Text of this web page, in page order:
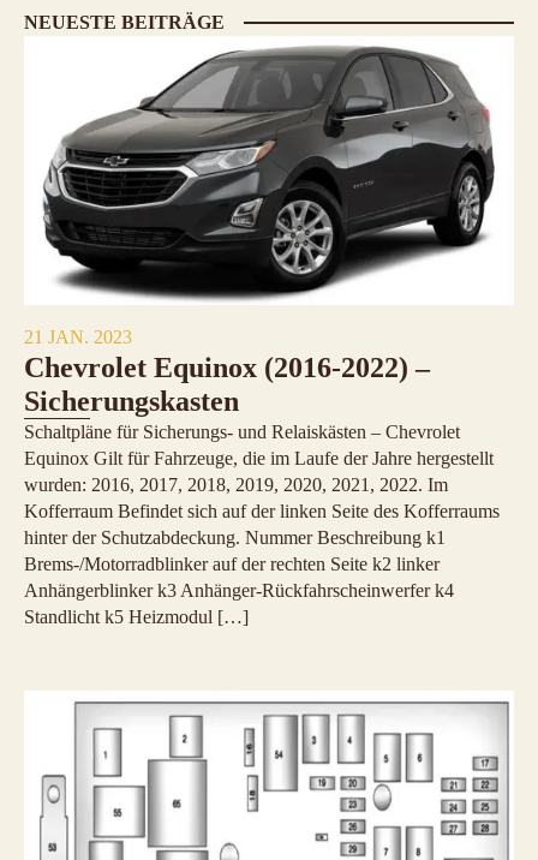
NEUESTE BEITRÄGE
21 JAN. 2023
Chevrolet Equinox (2016-2022) –
Sicherungskasten
Schaltpläne für Sicherungs- und Relaiskästen – Chevrolet
Equinox Gilt für Fahrzeuge, die im Laufe der Jahre hergestellt
wurden: 2016, 2017, 2018, 2019, 2020, 2021, 2022. Im
Kofferraum Befindet sich auf der linken Seite des Kofferraums
hinter der Schutzabdeckung. Nummer Beschreibung k1
Brems-/Motorradblinker auf der rechten Seite k2 linker
Anhängerblinker k3 Anhänger-Rückfahrscheinwerfer k4
Standlicht k5 Heizmodul […]